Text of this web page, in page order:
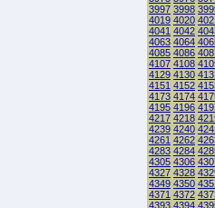
3997 3998
4019 4020
4041 4042
4063 4064
4085 4086
4107 4108
4129 4130
4151 4152
4173 4174
4195 4196
4217 4218
4239 4240
4261 4262
4283 4284
4305 4306
4327 4328
4349 4350
4371 4372
4393 4394